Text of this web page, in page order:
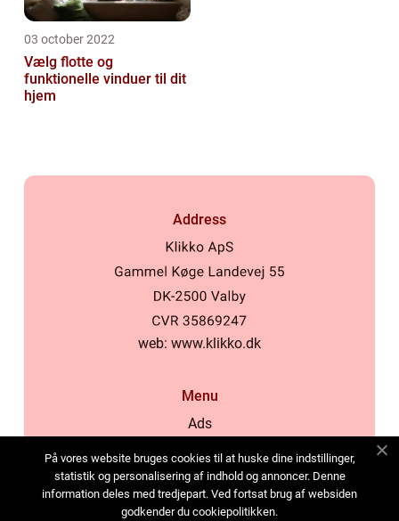
03 october 2022
Vælg flotte og
funktionelle vinduer til dit
hjem
Address
web: www.klikko.dk
Menu
Ads
Cookies
Contact
På vores website bruges cookies til at huske dine indstillinger,
statistik og personalisering af indhold og annoncer. Denne
information deles med tredjepart. Ved fortsat brug af websiden
godkender du cookiepolitikken.